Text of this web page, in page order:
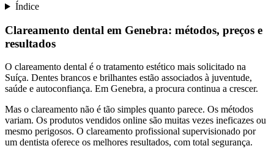
Índice
Clareamento dental em Genebra: métodos, preços e
resultados
O clareamento dental é o tratamento estético mais solicitado na
Suíça. Dentes brancos e brilhantes estão associados à juventude,
saúde e autoconfiança. Em Genebra, a procura continua a crescer.
Mas o clareamento não é tão simples quanto parece. Os métodos
variam. Os produtos vendidos online são muitas vezes ineficazes ou
mesmo perigosos. O clareamento profissional supervisionado por
um dentista oferece os melhores resultados, com total segurança.